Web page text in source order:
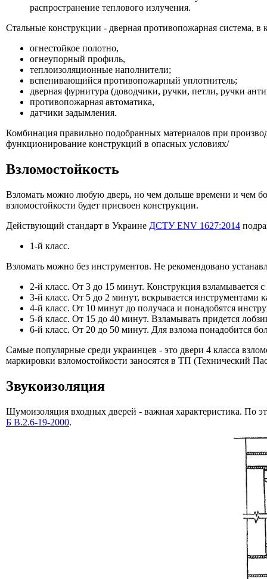
распространение теплового излучения.
Стальные конструкции - дверная противопожарная система, в
огнестойкое полотно,
огнеупорный профиль,
теплоизоляционные наполнители;
вспенивающийся противопожарный уплотнитель;
дверная фурнитура (доводчики, ручки, петли, ручки
противопожарная автоматика,
датчики задымления.
Комбинация правильно подобранных материалов при
функционирование конструкций в опасных условиях/
Взломостойкость
Взломать можно любую дверь, но чем дольше времени и чем
взломостойкости будет присвоен конструкции.
Действующий стандарт в Украине ДСТУ ENV 1627:2014
1-й класс.
Взломать можно без инструментов. Не рекомендовано
2-й класс. От 3 до 15 минут. Конструкция
3-й класс. От 5 до 2 минут, вскрывается инструментами
4-й класс. От 10 минут до получаса и понадобятся
5-й класс. От 15 до 40 минут. Взламывать придется
6-й класс. От 20 до 50 минут. Для взлома понадобится
Самые популярные среди украинцев - это двери 4 класса
маркировки взломостойкости заносятся в ТП (Технический
Звукоизоляция
Шумоизоляция входных дверей - важная характеристика. По
Б В.2.6-19-2000.